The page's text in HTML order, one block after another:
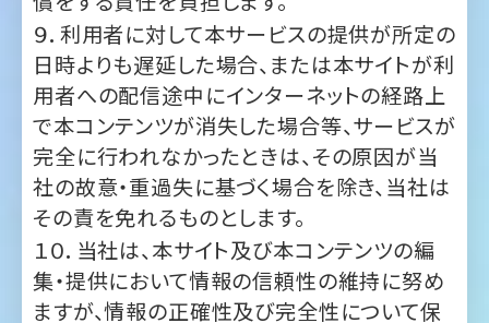
で本コンテンツが消失した場合等、サービスが
完全に行われなかったときは、その原因が当
社の故意・重過失に基づく場合を除き、当社は
その責を免れるものとします。
１０．当社は、本サイト及び本コンテンツの編
集・提供において情報の信頼性の維持に努め
ますが、情報の正確性及び完全性について保
証するものではなく、利用者の情報利用に関
する損失について一切の責任を免れるものと
します。